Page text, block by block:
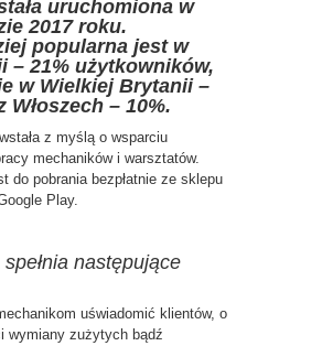
uruchomiona w
2017 roku.
popularna jest w
– 21% użytkowników,
w Wielkiej Brytanii –
Włoszech – 10%.
z myślą o wsparciu
mechaników i warsztatów.
do pobrania bezpłatnie ze sklepu
Play.
następujące
uświadomić klientów, o
wymiany zużytych bądź